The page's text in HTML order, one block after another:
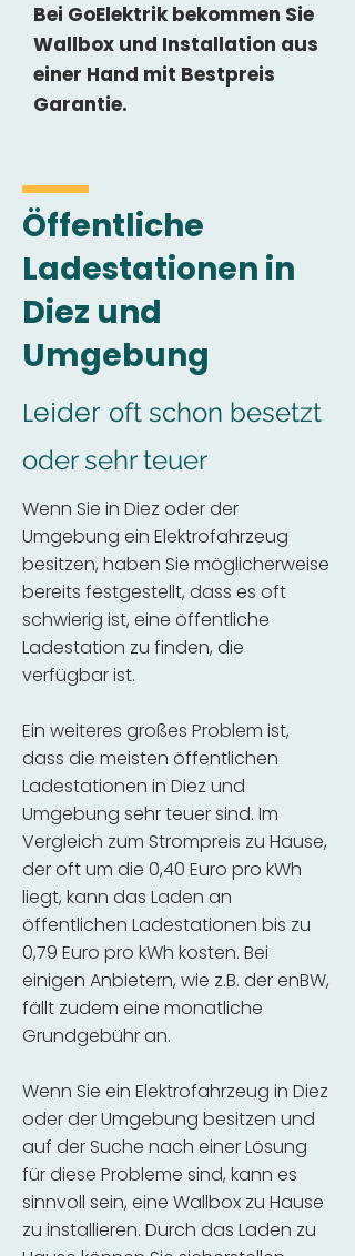
Bei GoElektrik bekommen Sie
Wallbox und Installation aus
einer Hand mit Bestpreis
Garantie.
Öffentliche
Ladestationen in
Diez und
Umgebung
Leider oft schon besetzt
oder sehr teuer
Wenn Sie in Diez oder der
Umgebung ein Elektrofahrzeug
besitzen, haben Sie möglicherweise
bereits festgestellt, dass es oft
schwierig ist, eine öffentliche
Ladestation zu finden, die
verfügbar ist.
Ein weiteres großes Problem ist,
dass die meisten öffentlichen
Ladestationen in Diez und
Umgebung sehr teuer sind. Im
Vergleich zum Strompreis zu Hause,
der oft um die 0,40 Euro pro kWh
liegt, kann das Laden an
öffentlichen Ladestationen bis zu
0,79 Euro pro kWh kosten. Bei
einigen Anbietern, wie z.B. der enBW,
fällt zudem eine monatliche
Grundgebühr an.
Wenn Sie ein Elektrofahrzeug in Diez
oder der Umgebung besitzen und
auf der Suche nach einer Lösung
für diese Probleme sind, kann es
sinnvoll sein, eine Wallbox zu Hause
zu installieren. Durch das Laden zu